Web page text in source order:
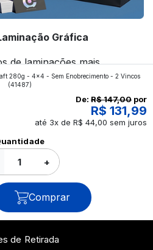
Gráfica
de laminações mais
da gráfica FuturaIM? Então,
revelar para você!
280g - 4x4 - Sem Enobrecimento - 2 Vincos
(41487)
De: R$ 147,00 por
R$ 131,99
até 3x de R$ 44,00 sem juros
+
Comprar
de Retirada